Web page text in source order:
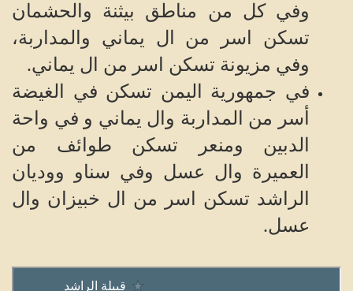
وفي كل من مناطق بيثنة والحشمان
تسكن اسر من ال يماني والمداربة،
وفي مزيونة تسكن اسر من ال يماني.
في جمهورية اليمن تسكن في الغيضة
أسر من المداربة وال يماني و في واحة
الدبين ومنعر تسكن طوائف من
العميرة وال عسل وفي سناو ووديان
الراشد تسكن اسر من ال خبيزان وال
عسل.